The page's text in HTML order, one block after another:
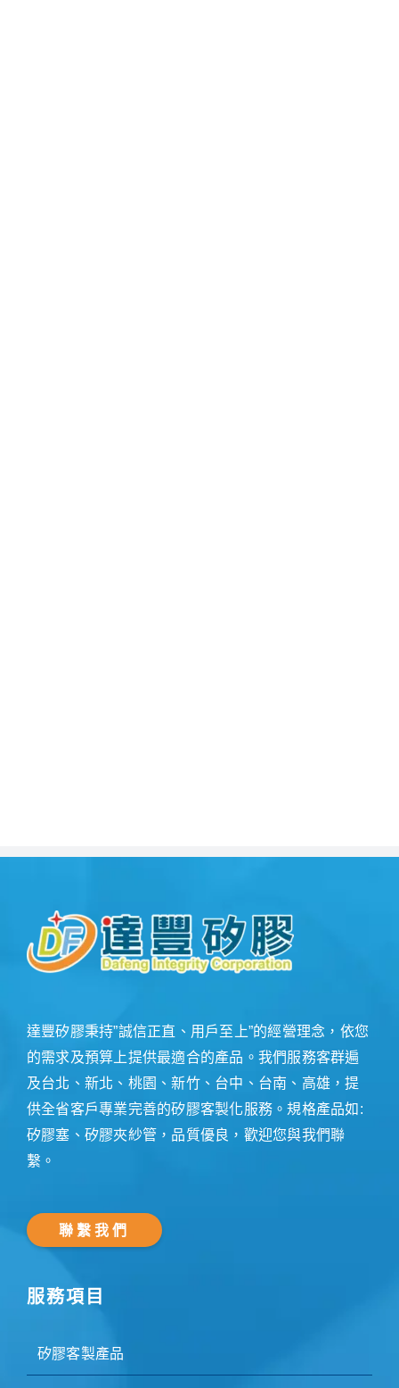
達豐矽膠秉持”誠信正直、用戶至上”的經營理念，依您
的需求及預算上提供最適合的產品。我們服務客群遍
及台北、新北、桃園、新竹、台中、台南、高雄，提
供全省客戶專業完善的矽膠客製化服務。規格產品如:
矽膠塞、矽膠夾紗管，品質優良，歡迎您與我們聯
繫。
聯繫我們
服務項目
矽膠客製產品